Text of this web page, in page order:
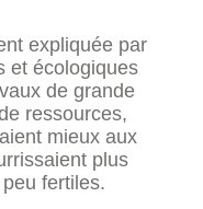
expliquée par
et écologiques
de grande
ressources,
mieux aux
plus
fertiles.